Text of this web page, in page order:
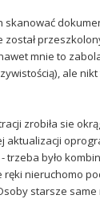
skanować
mnie to
ale
zrobiła sie
aktualizacji
trzeba było
ręki nieruchomo
starsze